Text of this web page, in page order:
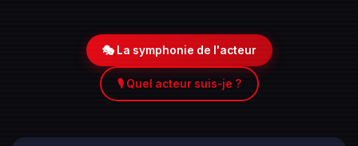
🎭 La symphonie de l'acteur
🎙️ Quel acteur suis-je ?